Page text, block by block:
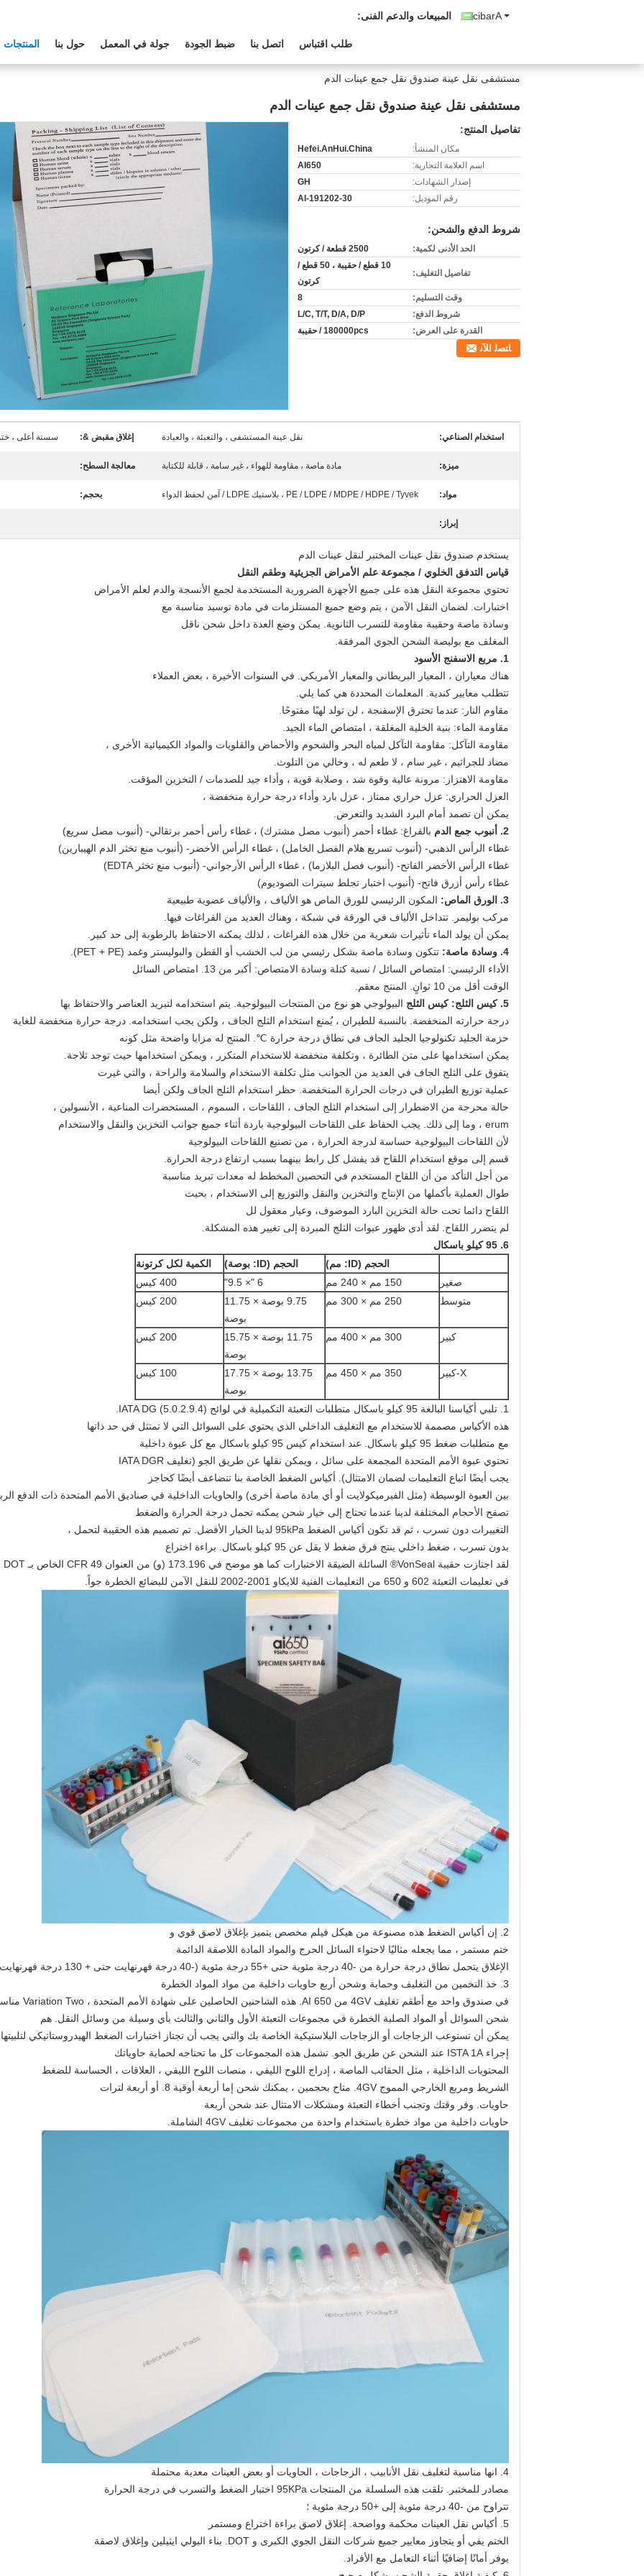
Arabic المبيعات والدعم الفنى:
المنتجات حول بنا جولة في المعمل ضبط الجودة اتصل بنا طلب اقتباس
مستشفى نقل عينة صندوق نقل جمع عينات الدم
مستشفى نقل عينة صندوق نقل جمع عينات الدم
تفاصيل المنتج:
مكان المنشأ:
Hefei.AnHui.China
اسم العلامة التجارية:
AI650
إصدار الشهادات:
GH
رقم الموديل:
AI-191202-30
شروط الدفع والشحن:
الحد الأدنى لكمية: 2500 قطعة / كرتون
تفاصيل التغليف:
10 قطع / حقيبة ، 50 قطع /
كرتون
وقت التسليم:
8
شروط الدفع:
L/C, T/T, D/A, D/P
القدرة على العرض:
180000pcs / حقيبة
ﺎﺘﺼﻟ ﺍﻶﻧ
استخدام الصناعي: نقل عينة المستشفى ، والتعبئة ، والعيادة إغلاق مقبض &: سستة أعلى ،
ميزة: مادة ماصة ، مقاومة للهواء ، غير سامة ، قابلة للكتابة معالجة السطح:
مواد: PE / LDPE / MDPE / HDPE / Tyvek ، بلاستيك LDPE / آمن لحفظ الدواء بحجم:
إبراز:
يستخدم صندوق نقل عينات المختبر لنقل عينات الدم
قياس التدفق الخلوي / مجموعة علم الأمراض الجزيئية وطقم النقل
تحتوي مجموعة النقل هذه على جميع الأجهزة الضرورية المستخدمة لجمع الأنسجة والدم لعلم الأمراض
اختبارات. لضمان النقل الآمن ، يتم وضع جميع المستلزمات في مادة توسيد مناسبة مع
وسادة ماصة وحقيبة مقاومة للتسرب الثانوية. يمكن وضع العدة داخل شحن ناقل
المغلف مع بوليصة الشحن الجوي المرفقة.
1. مربع الاسفنج الأسود
هناك معياران ، المعيار البريطاني والمعيار الأمريكي. في السنوات الأخيرة ، بعض العملاء
تتطلب معايير كندية. المعلمات المحددة هي كما يلي.
مقاوم النار: عندما تحترق الإسفنجة ، لن تولد لهبًا مفتوحًا.
مقاومة الماء: بنية الخلية المغلقة ، امتصاص الماء الجيد.
مقاومة التآكل: مقاومة التآكل لمياه البحر والشحوم والأحماض والقلويات والمواد الكيميائية الأخرى ،
مضاد للجراثيم ، غير سام ، لا طعم له ، وخالي من التلوث.
مقاومة الاهتزاز: مرونة عالية وقوة شد ، وصلابة قوية ، وأداء جيد للصدمات / التخزين المؤقت.
العزل الحراري: عزل حراري ممتاز ، عزل بارد وأداء درجة حرارة منخفضة ،
يمكن أن تصمد أمام البرد الشديد والتعرض.
2. أنبوب جمع الدم
بالفراغ: غطاء أحمر (أنبوب مصل مشترك) ، غطاء رأس أحمر برتقالي- (أنبوب مصل سريع)
غطاء الرأس الذهبي- (أنبوب تسريع هلام الفصل الخامل) ، غطاء الرأس الأخضر- (أنبوب منع تخثر الدم الهيبارين)
غطاء الرأس الأخضر الفاتح- (أنبوب فصل البلازما) ، غطاء الرأس الأرجواني- (أنبوب منع تخثر EDTA)
غطاء رأس أزرق فاتح- (أنبوب اختبار تجلط سيترات الصوديوم)
3. الورق الماص:
المكون الرئيسي للورق الماص هو الألياف ، والألياف عضوية طبيعية
مركب بوليمر. تتداخل الألياف في الورقة في شبكة ، وهناك العديد من الفراغات فيها.
يمكن أن يولد الماء تأثيرات شعرية من خلال هذه الفراغات ، لذلك يمكنه الاحتفاظ بالرطوبة إلى حد كبير.
4. وسادة ماصة:
تتكون وسادة ماصة بشكل رئيسي من لب الخشب أو القطن والبوليستر وغمد (PET + PE).
الأداء الرئيسي: امتصاص السائل / نسبة كتلة وسادة الامتصاص: أكبر من 13. امتصاص السائل
الوقت أقل من 10 ثوانٍ. المنتج معقم.
5. كيس الثلج: كيس الثلج
البيولوجي هو نوع من المنتجات البيولوجية. يتم استخدامه لتبريد العناصر والاحتفاظ بها
درجة حرارته المنخفضة. بالنسبة للطيران ، يُمنع استخدام الثلج الجاف ، ولكن يجب استخدامه. درجة حرارة منخفضة للغاية
حزمة الجليد تكنولوجيا الجليد الجاف في نطاق درجة حرارة ℃. المنتج له مزايا واضحة مثل كونه
يمكن استخدامها على متن الطائرة ، وتكلفة منخفضة للاستخدام المتكرر ، ويمكن استخدامها حيث توجد ثلاجة.
يتفوق على الثلج الجاف في العديد من الجوانب مثل تكلفة الاستخدام والسلامة والراحة ، والتي غيرت
عملية توزيع الطيران في درجات الحرارة المنخفضة. حظر استخدام الثلج الجاف ولكن أيضا
حالة محرجة من الاضطرار إلى استخدام الثلج الجاف ، اللقاحات ، السموم ، المستحضرات المناعية ، الأنسولين ،
erum ، وما إلى ذلك. يجب الحفاظ على اللقاحات البيولوجية باردة أثناء جميع جوانب التخزين والنقل والاستخدام
لأن اللقاحات البيولوجية حساسة لدرجة الحرارة ، من تصنيع اللقاحات البيولوجية
قسم إلى موقع استخدام اللقاح قد يفشل كل رابط بينهما بسبب ارتفاع درجة الحرارة.
من أجل التأكد من أن اللقاح المستخدم في التحصين المخطط له معدات تبريد مناسبة
طوال العملية بأكملها من الإنتاج والتخزين والنقل والتوزيع إلى الاستخدام ، بحيث
اللقاح دائما تحت حالة التخزين البارد الموصوف، وعيار معقول لل
لم يتضرر اللقاح. لقد أدى ظهور عبوات الثلج المبردة إلى تغيير هذه المشكلة.
6. 95 كيلو باسكال
الحجم (ID: مم)
الحجم (ID: بوصة)
الكمية لكل كرتونة
صغير
150 مم × 240 مم 6 "× 9.5"
400 كيس
متوسط
250 مم × 300 مم
9.75 بوصة × 11.75
بوصة
200 كيس
كبير 300 مم × 400 مم
11.75 بوصة × 15.75
بوصة
200 كيس
X-كبير 350 مم × 450 مم
13.75 بوصة × 17.75
بوصة
100 كيس
1. تلبي أكياسنا البالغة 95 كيلو باسكال متطلبات التعبئة التكميلية في لوائح IATA DG (5.0.2.9.4).
هذه الأكياس مصممة للاستخدام مع التغليف الداخلي الذي يحتوي على السوائل التي لا تمتثل في حد ذاتها
مع متطلبات ضغط 95 كيلو باسكال. عند استخدام كيس 95 كيلو باسكال مع كل عبوة داخلية
تحتوي عبوة الأمم المتحدة المجمعة على سائل ، ويمكن نقلها عن طريق الجو (تغليف IATA DGR
يجب أيضًا اتباع التعليمات لضمان الامتثال). أكياس الضغط الخاصة بنا تتضاعف أيضًا كحاجز
بين العبوة الوسيطة (مثل الفيرميكولايت أو أي مادة ماصة أخرى) والحاويات الداخلية في صناديق الأمم المتحدة ذات الدفع
تصفح الأحجام المختلفة لدينا عندما تحتاج إلى خيار شحن يمكنه تحمل درجة الحرارة والضغط
التغييرات دون تسرب ، ثم قد تكون أكياس الضغط 95kPa لدينا الخيار الأفضل. تم تصميم هذه الحقيبة لتحمل ،
بدون تسرب ، ضغط داخلي ينتج فرق ضغط لا يقل عن 95 كيلو باسكال. براءة اختراع
لقد اجتازت حقيبة VonSeal® السائلة الضيقة الاختبارات كما هو موضح في 173.196 (و) من العنوان 49 CFR الخاص بـ DOT وكما هو موضح
في تعليمات التعبئة 602 و 650 من التعليمات الفنية للايكاو 2001-2002 للنقل الآمن للبضائع الخطرة جواً.
2. إن أكياس الضغط هذه مصنوعة من هيكل فيلم مخصص يتميز بإغلاق لاصق قوي و
ختم مستمر ، مما يجعله مثاليًا لاحتواء السائل الحرج والمواد المادة اللاصقة الدائمة
الإغلاق يتحمل نطاق درجة حرارة من -40 درجة مئوية حتى +55 درجة مئوية (-40 درجة فهرنهايت حتى + 130 درجة فهرنهايت).
3. خذ التخمين من التغليف وحماية وشحن أربع حاويات داخلية من مواد المواد الخطرة
في صندوق واحد مع أطقم تغليف 4GV من AI 650. هذه الشاحنين الحاصلين على شهادة الأمم المتحدة ، Variation Two مناسبة لـ
شحن السوائل أو المواد الصلبة الخطرة في مجموعات التعبئة الأول والثاني والثالث بأي وسيلة من وسائل النقل. هم
يمكن أن تستوعب الزجاجات أو الزجاجات البلاستيكية الخاصة بك والتي يجب أن تجتاز اختبارات الضغط الهيدروستاتيكي لتلبيتها
إجراء ISTA 1A عند الشحن عن طريق الجو. تشمل هذه المجموعات كل ما تحتاجه لحماية حاوياتك
المحتويات الداخلية ، مثل الحقائب الماصة ، إدراج اللوح الليفي ، منصات اللوح الليفي ، العلاقات ، الحساسة للضغط
الشريط ومربع الخارجي المموج 4GV. متاح بحجمين ، يمكنك شحن إما أربعة أوقية 8. أو أربعة لترات
حاويات. وفر وقتك وتجنب أخطاء التعبئة ومشكلات الامتثال عند شحن أربعة
حاويات داخلية من مواد خطرة باستخدام واحدة من مجموعات تغليف 4GV الشاملة.
4. انها مناسبة لتغليف نقل الأنابيب ، الزجاجات ، الحاويات أو بعض العينات معدية محتملة
مصادر للمختبر. تلقت هذه السلسلة من المنتجات 95KPa اختبار الضغط والتسرب في درجة الحرارة
تتراوح من -40 درجة مئوية إلى +50 درجة مئوية ؛
5. أكياس نقل العينات محكمة وواضحة. إغلاق لاصق براءة اختراع ومستمر
الختم يفي أو يتجاوز معايير جميع شركات النقل الجوي الكبرى و DOT. بناء البولي ايثيلين وإغلاق لاصقة
يوفر أمانًا إضافيًا أثناء التعامل مع الأفراد.